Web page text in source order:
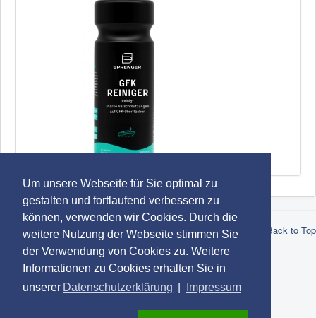
Um unsere Webseite für Sie optimal zu
gestalten und fortlaufend verbessern zu
können, verwenden wir Cookies. Durch die
weitere Nutzung der Webseite stimmen Sie
der Verwendung von Cookies zu. Weitere
Informationen zu Cookies erhalten Sie in
unserer Datenschutzerklärung Impressum
Back to Top
© 2026 Robert Lindemann KG -Datenschutz-Impressum-